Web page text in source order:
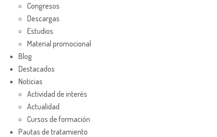
Congresos
Descargas
Estudios
Material promocional
Blog
Destacados
Noticias
Actividad de interés
Actualidad
Cursos de formación
Pautas de tratamiento